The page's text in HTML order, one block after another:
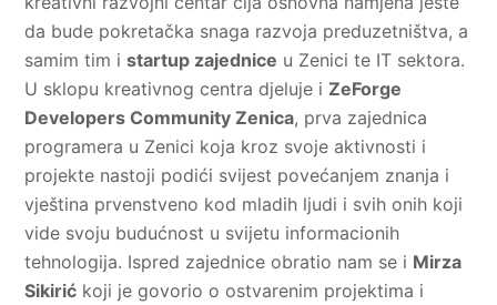
da bude pokretačka snaga razvoja preduzetništva, a
samim tim istartup zajednice u Zenici te IT sektora.
U sklopu kreativnog centra djeluje i ZeForge
Developers Community Zenica, prva zajednica
programera u Zenici koja kroz svoje aktivnosti i
projekte nastoji podići svijest povećanjem znanja i
vještina prvenstveno kod mladih ljudi i svih onih koji
vide svoju budućnost u svijetu informacionih
tehnologija. Ispred zajednice obratio nam se i Mirza
Sikirić koji je govorio o ostvarenim projektima i